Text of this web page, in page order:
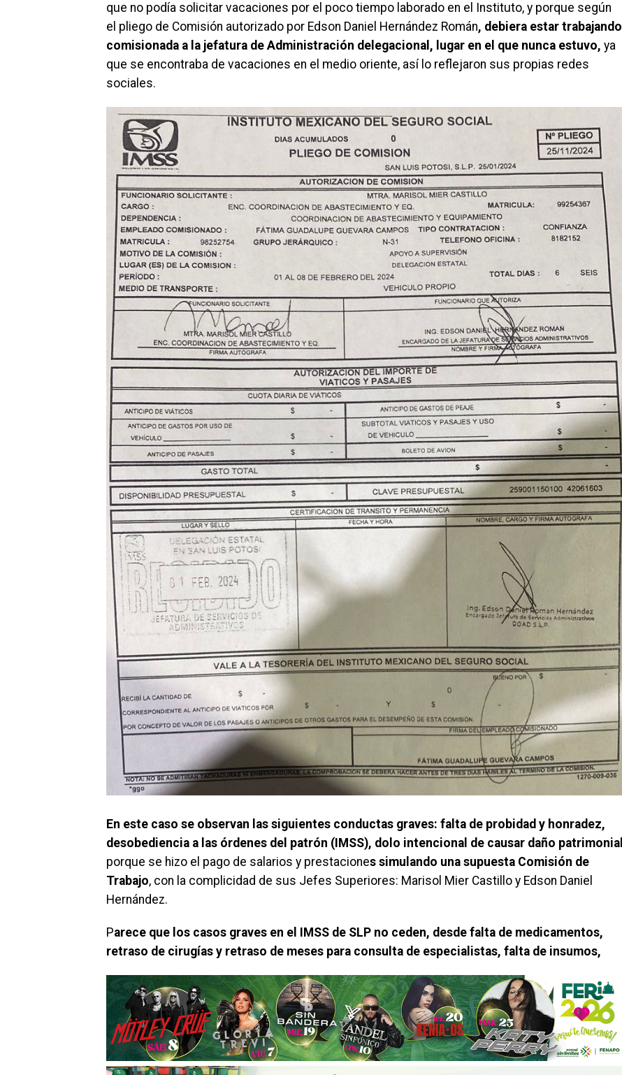
que no podía solicitar vacaciones por el poco tiempo laborado en el Instituto, y porque según
el pliego de Comisión autorizado por Edson Daniel Hernández Román, debiera estar trabajando
comisionada a la jefatura de Administración delegacional, lugar en el que nunca estuvo, ya
que se encontraba de vacaciones en el medio oriente, así lo reflejaron sus propias redes
sociales.
En este caso se observan las siguientes conductas graves: falta de probidad y honradez,
desobediencia a las órdenes del patrón (IMSS), dolo intencional de causar daño patrimonial
porque se hizo el pago de salarios y prestaciones simulando una supuesta Comisión de
Trabajo, con la complicidad de sus Jefes Superiores: Marisol Mier Castillo y Edson Daniel
Hernández.
Parece que los casos graves en el IMSS de SLP no ceden, desde falta de medicamentos,
retraso de cirugías y retraso de meses para consulta de especialistas, falta de insumos,